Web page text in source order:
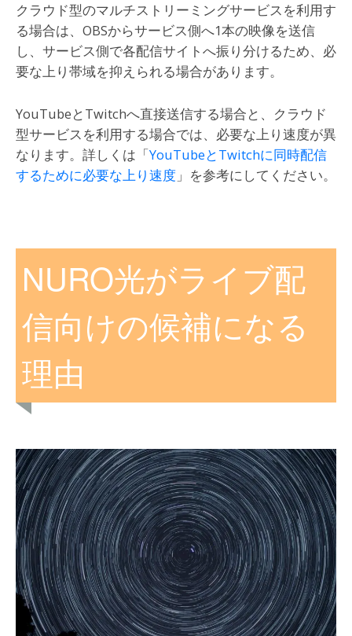
クラウド型のマルチストリーミングサービスを利用す
る場合は、OBSからサービス側へ1本の映像を送信
し、サービス側で各配信サイトへ振り分けるため、必
要な上り帯域を抑えられる場合があります。
YouTubeとTwitchへ直接送信する場合と、クラウド
型サービスを利用する場合では、必要な上り速度が異
なります。詳しくは「YouTubeとTwitchに同時配信
するために必要な上り速度 」を参考にしてください。
NURO光がライブ配
信向けの候補になる
理由